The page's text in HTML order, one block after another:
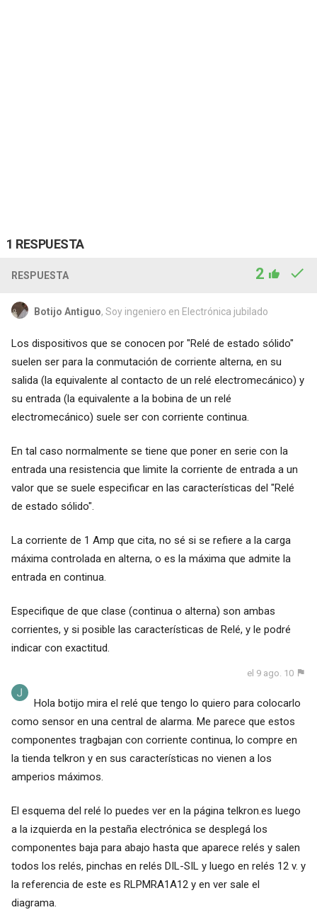
1 RESPUESTA
RESPUESTA 2
Botijo Antiguo, Soy ingeniero en Electrónica jubilado
Los dispositivos que se conocen por "Relé de estado sólido"
suelen ser para la conmutación de corriente alterna, en su
salida (la equivalente al contacto de un relé electromecánico) y
su entrada (la equivalente a la bobina de un relé
electromecánico) suele ser con corriente continua.
En tal caso normalmente se tiene que poner en serie con la
entrada una resistencia que limite la corriente de entrada a un
valor que se suele especificar en las características del "Relé
de estado sólido".
La corriente de 1 Amp que cita, no sé si se refiere a la carga
máxima controlada en alterna, o es la máxima que admite la
entrada en continua.
Especifique de que clase (continua o alterna) son ambas
corrientes, y si posible las características de Relé, y le podré
indicar con exactitud.
el 9 ago. 10
Hola botijo mira el relé que tengo lo quiero para colocarlo
como sensor en una central de alarma. Me parece que estos
componentes tragbajan con corriente continua, lo compre en
la tienda telkron y en sus características no vienen a los
amperios máximos.
El esquema del relé lo puedes ver en la página telkron.es luego
a la izquierda en la pestaña electrónica se desplegá los
componentes baja para abajo hasta que aparece relés y salen
todos los relés, pinchas en relés DIL-SIL y luego en relés 12 v. y
la referencia de este es RLPMRA1A12 y en ver sale el
diagrama.